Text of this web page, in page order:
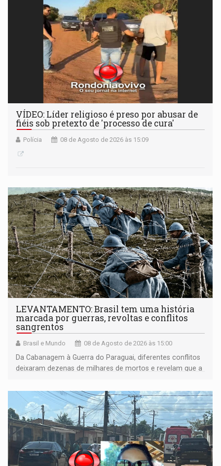
VÍDEO: Líder religioso é preso por abusar de
fiéis sob pretexto de 'processo de cura'
Polícia 08 de Agosto de 2026 às 15:09
LEVANTAMENTO: Brasil tem uma história
marcada por guerras, revoltas e conflitos
sangrentos
Brasil e Mundo 08 de Agosto de 2026 às 15:00
Da Cabanagem à Guerra do Paraguai, diferentes conflitos
deixaram dezenas de milhares de mortos e revelam que a
territoriais e sociais